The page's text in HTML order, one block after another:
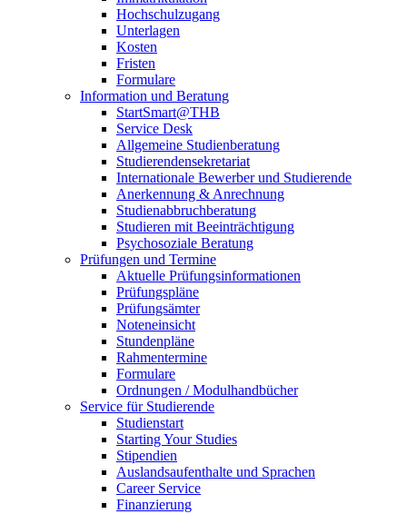
Hochschulzugang
Unterlagen
Kosten
Fristen
Formulare
Information und Beratung
StartSmart@THB
Service Desk
Allgemeine Studienberatung
Studierendensekretariat
Internationale Bewerber und Studierende
Anerkennung & Anrechnung
Studienabbruchberatung
Studieren mit Beeinträchtigung
Psychosoziale Beratung
Prüfungen und Termine
Aktuelle Prüfungsinformationen
Prüfungspläne
Prüfungsämter
Noteneinsicht
Stundenpläne
Rahmentermine
Formulare
Ordnungen / Modulhandbücher
Service für Studierende
Studienstart
Starting Your Studies
Stipendien
Auslandsaufenthalte und Sprachen
Career Service
Finanzierung